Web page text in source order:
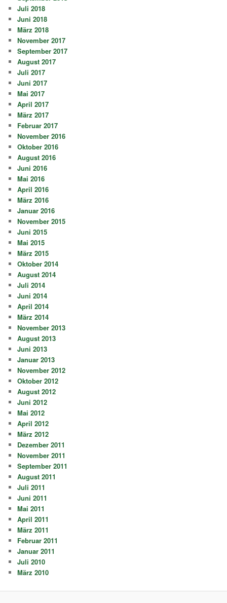
Juli 2018
Juni 2018
März 2018
November 2017
September 2017
August 2017
Juli 2017
Juni 2017
Mai 2017
April 2017
März 2017
Februar 2017
November 2016
Oktober 2016
August 2016
Juni 2016
Mai 2016
April 2016
März 2016
Januar 2016
November 2015
Juni 2015
Mai 2015
März 2015
Oktober 2014
August 2014
Juli 2014
Juni 2014
April 2014
März 2014
November 2013
August 2013
Juni 2013
Januar 2013
November 2012
Oktober 2012
August 2012
Juni 2012
Mai 2012
April 2012
März 2012
Dezember 2011
November 2011
September 2011
August 2011
Juli 2011
Juni 2011
Mai 2011
April 2011
März 2011
Februar 2011
Januar 2011
Juli 2010
März 2010